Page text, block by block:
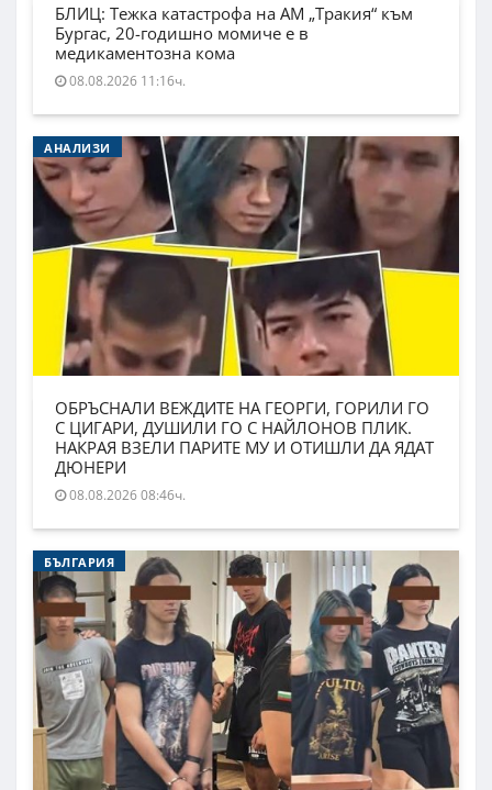
БЛИЦ: Тежка катастрофа на АМ „Тракия“ към
Бургас, 20-годишно момиче е в
медикаментозна кома
08.08.2026 11:16ч.
АНАЛИЗИ
ОБРЪСНАЛИ ВЕЖДИТЕ НА ГЕОРГИ, ГОРИЛИ ГО
С ЦИГАРИ, ДУШИЛИ ГО С НАЙЛОНОВ ПЛИК.
НАКРАЯ ВЗЕЛИ ПАРИТЕ МУ И ОТИШЛИ ДА ЯДАТ
ДЮНЕРИ
08.08.2026 08:46ч.
БЪЛГАРИЯ